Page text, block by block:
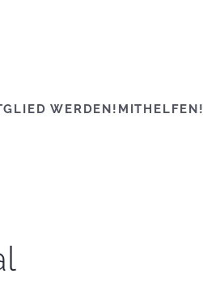
WERDEN! MITHELFEN!